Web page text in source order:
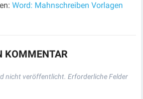
Word: Mahnschreiben Vorlagen
KOMMENTAR
nicht veröffentlicht. Erforderliche Felder